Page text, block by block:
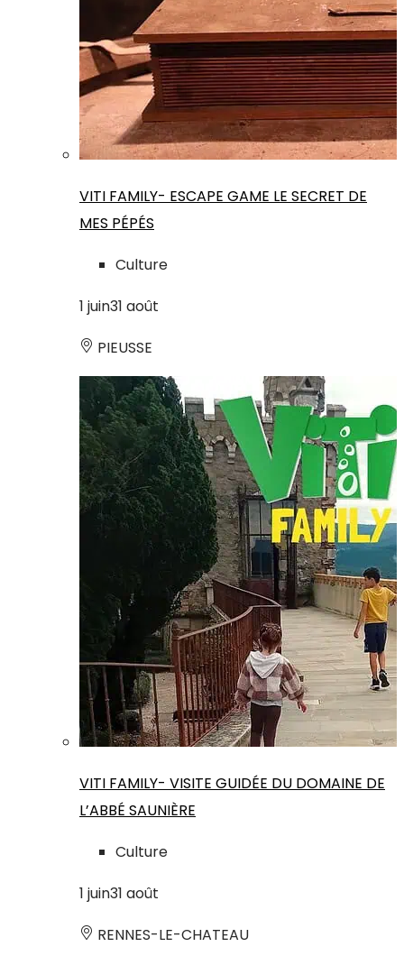
VITI FAMILY- ESCAPE GAME LE SECRET DE
MES PÉPÉS
Culture
1 juin31 août
PIEUSSE
VITI FAMILY- VISITE GUIDÉE DU DOMAINE DE
L’ABBÉ SAUNIÈRE
Culture
1 juin31 août
RENNES-LE-CHATEAU